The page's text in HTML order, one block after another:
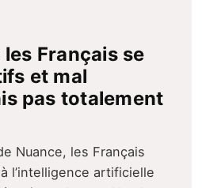
Français se
et mal
pas totalement
Nuance, les Français
l’intelligence artificielle